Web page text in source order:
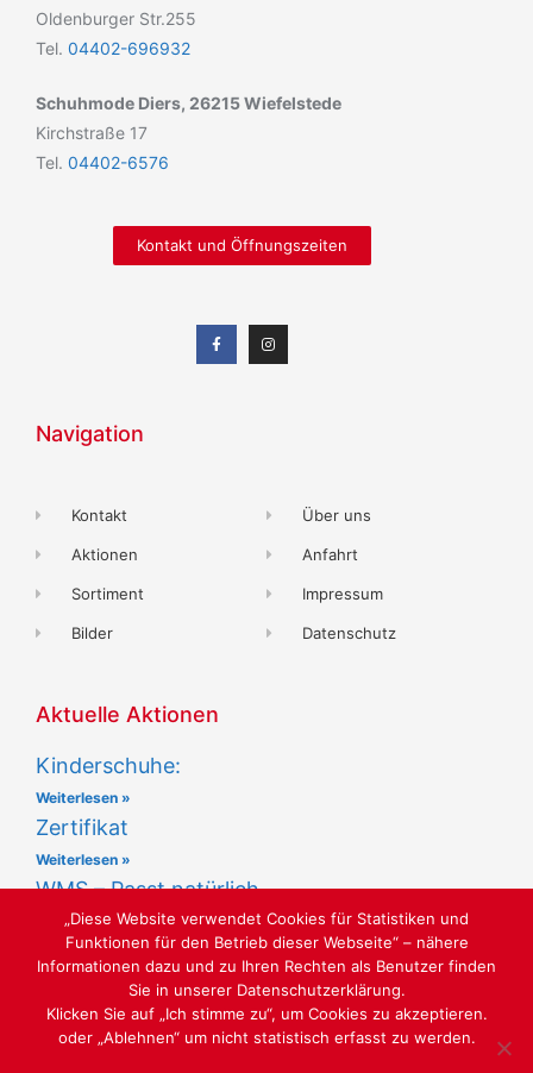
Oldenburger Str.255
Tel. 04402-696932
Schuhmode Diers, 26215 Wiefelstede
Kirchstraße 17
Tel. 04402-6576
Kontakt und Öffnungszeiten
Navigation
Kontakt
Aktionen
Sortiment
Bilder
Über uns
Anfahrt
Impressum
Datenschutz
Aktuelle Aktionen
Kinderschuhe:
Weiterlesen »
Zertifikat
Weiterlesen »
WMS – Passt natürlich
Weiterlesen »
„Diese Website verwendet Cookies für Statistiken und
Funktionen für den Betrieb dieser Webseite“ – nähere
Informationen dazu und zu Ihren Rechten als Benutzer finden
Sie in unserer Datenschutzerklärung.
Klicken Sie auf „Ich stimme zu“, um Cookies zu akzeptieren.
oder „Ablehnen“ um nicht statistisch erfasst zu werden.